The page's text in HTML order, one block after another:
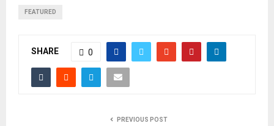
FEATURED
SHARE 0
PREVIOUS POST